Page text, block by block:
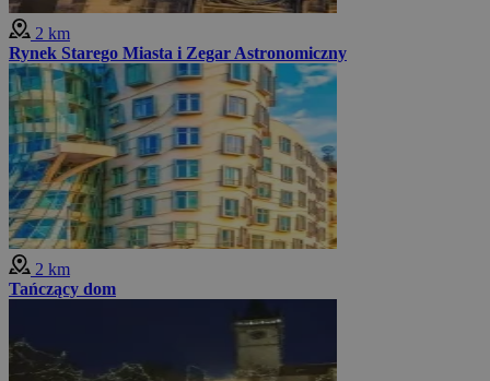
2 km
Rynek Starego Miasta i Zegar Astronomiczny
2 km
Tańczący dom